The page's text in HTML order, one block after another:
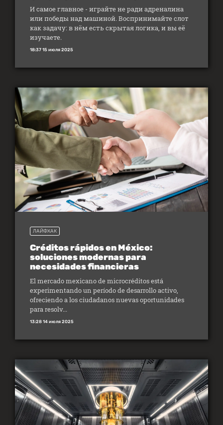
И самое главное - играйте не ради адреналина
или победы над машиной. Воспринимайте слот
как задачу: в нём есть скрытая логика, и вы её
изучаете.
18:37 15 июля 2025
ЛАЙФХАК
Créditos rápidos en México:
soluciones modernas para
necesidades financieras
El mercado mexicano de microcréditos está
experimentando un período de desarrollo activo,
ofreciendo a los ciudadanos nuevas oportunidades
para resolv...
13:28 14 июля 2025